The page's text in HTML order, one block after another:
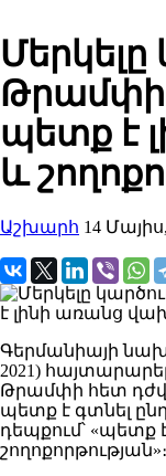
Մերկելը
Թրամփի
պետք է
և
Աշխարհ 14 Մայիս,
Գերմանիայի
2021)
Թրամփի հետ
պետք է գտնել
դեպքում՝
շողոքորթության»։